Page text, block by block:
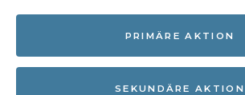
PRIMÄRE AKTION
SEKUNDÄRE AKTION